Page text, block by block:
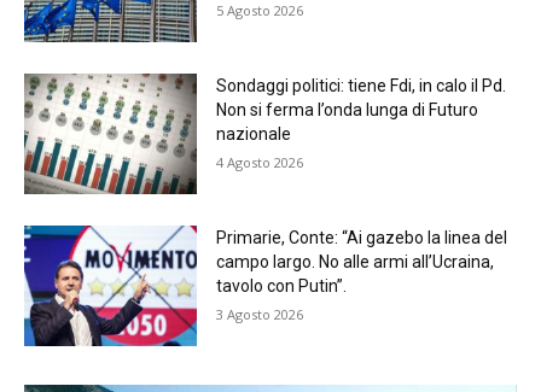
5 Agosto 2026
Sondaggi politici: tiene Fdi, in calo il Pd.
Non si ferma l’onda lunga di Futuro
nazionale
4 Agosto 2026
Primarie, Conte: “Ai gazebo la linea del
campo largo. No alle armi all’Ucraina,
tavolo con Putin”.
3 Agosto 2026